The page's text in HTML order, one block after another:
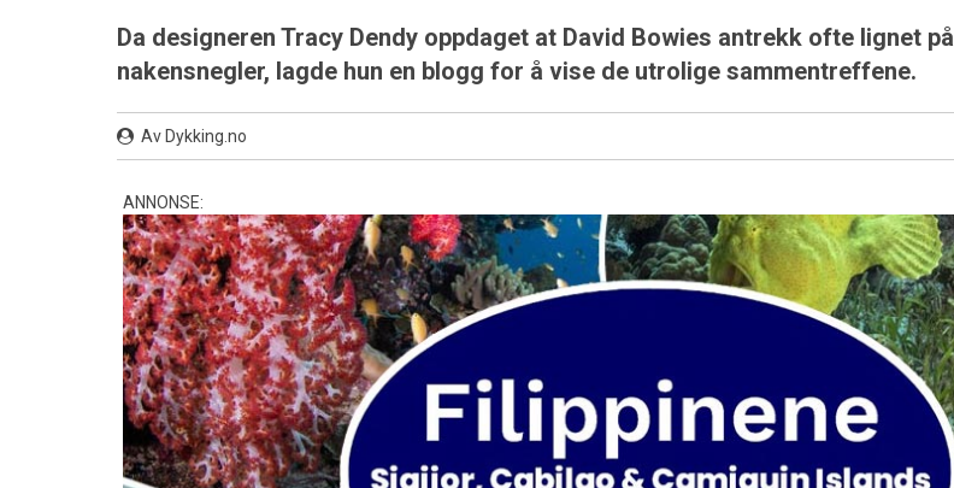
Da designeren Tracy Dendy oppdaget at David Bowies antrekk ofte lignet på
nakensnegler, lagde hun en blogg for å vise de utrolige sammentreffene.
Av Dykking.no
ANNONSE: